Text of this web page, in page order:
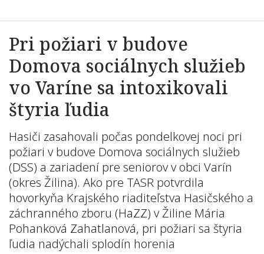
Pri požiari v budove
Domova sociálnych služieb
vo Varíne sa intoxikovali
štyria ľudia
Hasiči zasahovali počas pondelkovej noci pri
požiari v budove Domova sociálnych služieb
(DSS) a zariadení pre seniorov v obci Varín
(okres Žilina). Ako pre TASR potvrdila
hovorkyňa Krajského riaditeľstva Hasičského a
záchranného zboru (HaZZ) v Žiline Mária
Pohanková Zahatlanová, pri požiari sa štyria
ľudia nadýchali splodín horenia